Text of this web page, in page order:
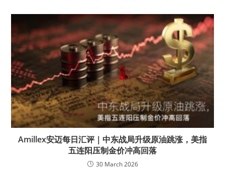
Amillex安迈每日汇评｜中东战局升级原油跳涨，美指
五连阳压制金价冲高回落
30 March 2026